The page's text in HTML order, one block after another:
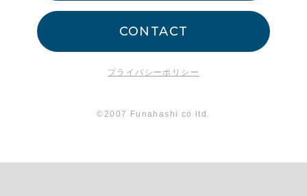
CONTACT
プライバシーポリシー
©2007 Funahashi co ltd.